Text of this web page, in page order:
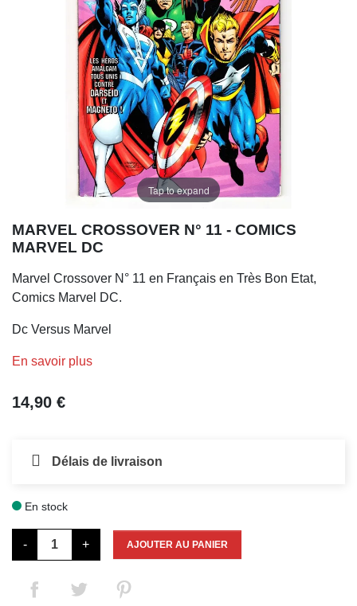
Tap to expand
MARVEL CROSSOVER N° 11 - COMICS
MARVEL DC
Marvel Crossover N° 11 en Français en Très Bon Etat,
Comics Marvel DC.
Dc Versus Marvel
En savoir plus
14,90 €
Délais de livraison
En stock
- + AJOUTER AU PANIER